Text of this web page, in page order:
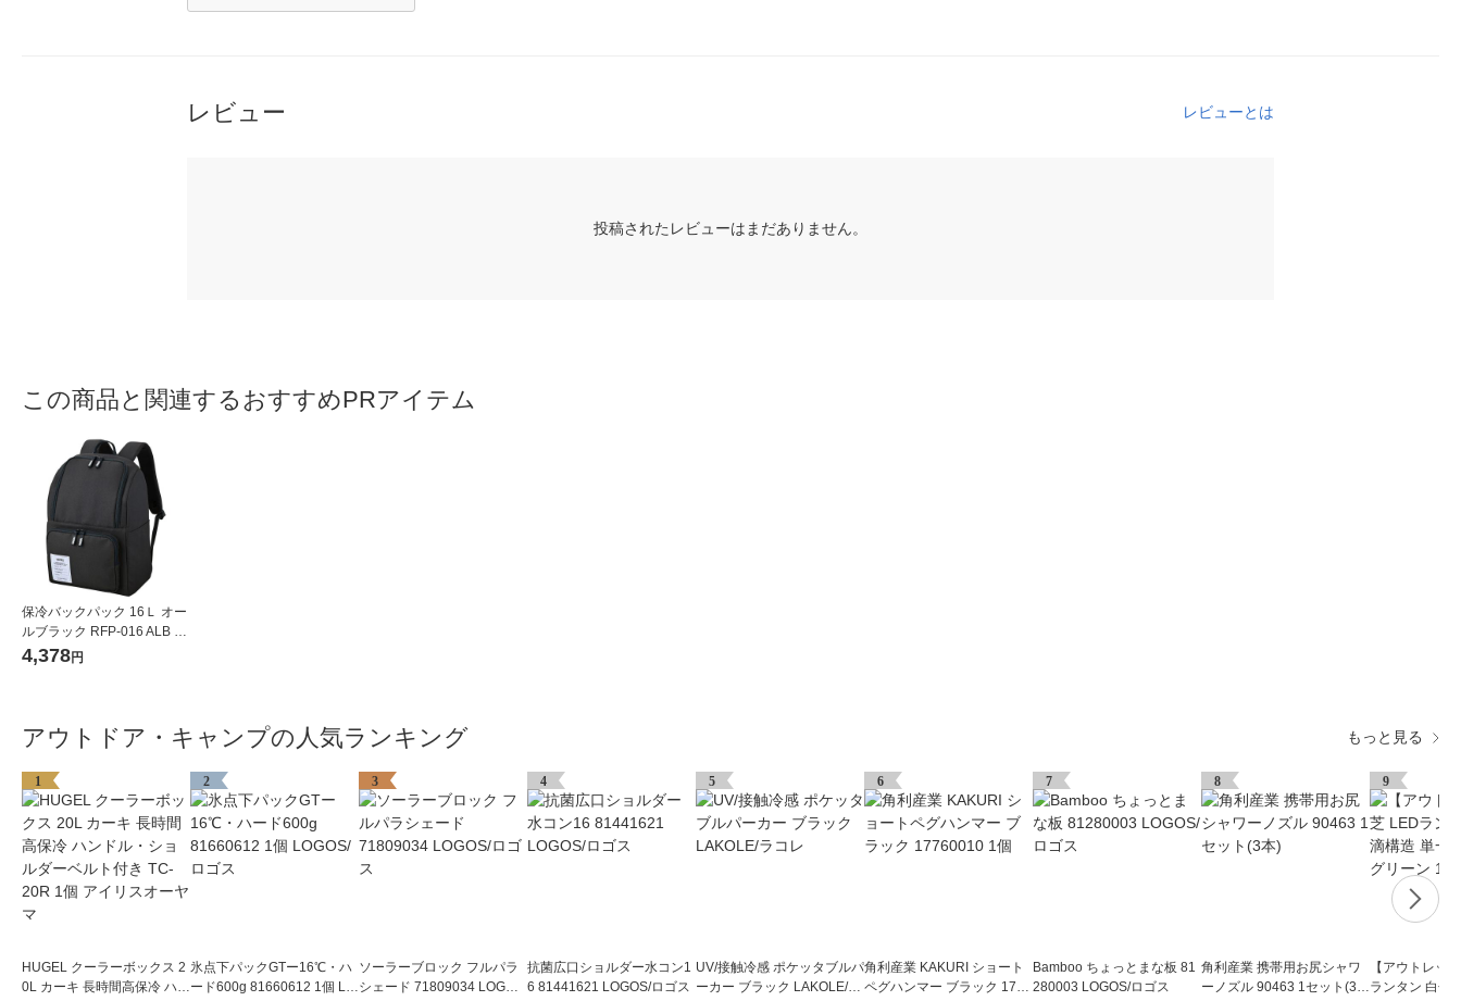
レビュー レビューとは
投稿されたレビューはまだありません。
この商品と関連するおすすめPRアイテム
保冷バックパック 16Ｌ オー
ルブラック RFP-016 ALB 1
個 保冷バッグ リュック サー
4,378円
アウトドア・キャンプの人気ランキング もっと見る
1
HUGEL クーラーボックス 2
0L カーキ 長時間高保冷 ハン
2
氷点下パックGTー16℃・ハ
ード600g 81660612 1個 LO
3
ソーラーブロック フルパラ
シェード 71809034 LOGOS/
4
抗菌広口ショルダー水コン1
6 81441621 LOGOS/ロゴス
5
UV/接触冷感 ポケッタブルパ
ーカー ブラック LAKOLE/ラ
6
角利産業 KAKURI ショート
ペグハンマー ブラック 1776
7
Bamboo ちょっとまな板 81
280003 LOGOS/ロゴス
8
角利産業 携帯用お尻シャワ
ーノズル 90463 1セット(3
9
【アウトレッ
ランタン 白色